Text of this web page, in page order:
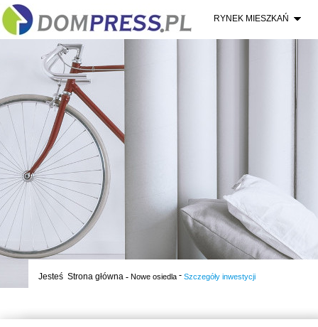
RYNEK MIESZKAŃ
Jesteś Strona główna - Nowe osiedla - Szczegóły inwestycji